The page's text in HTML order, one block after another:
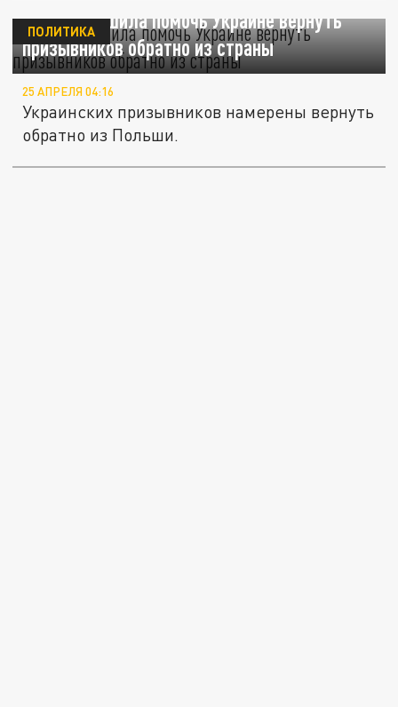
Польша решила помочь Украине вернуть
призывников обратно из страны
ПОЛИТИКА
25 АПРЕЛЯ 04:16
Украинских призывников намерены вернуть
обратно из Польши.